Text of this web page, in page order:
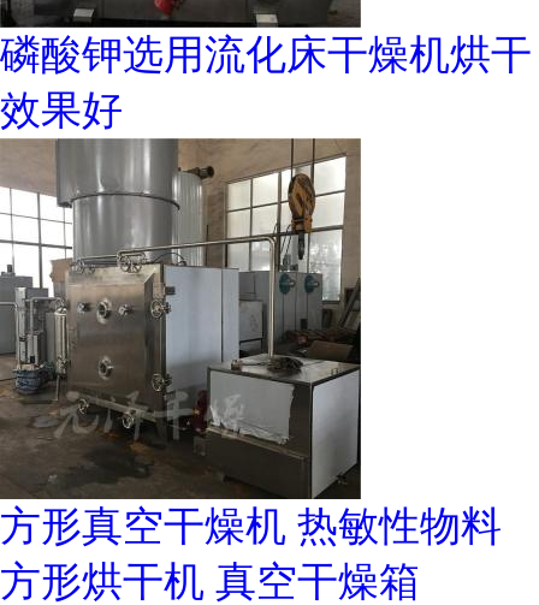
磷酸钾选用流化床干燥机烘干
效果好
方形真空干燥机 热敏性物料
方形烘干机 真空干燥箱